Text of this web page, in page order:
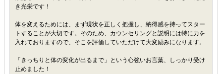
き光栄です！
体を変えるためには、まず現状を正しく把握し、納得感を持ってスター
トすることが大切です。そのため、カウンセリングと説明には特に力を
入れておりますので、そこを評価していただけて大変励みになります。
「きっちりと体の変化が出るまで」という心強いお言葉、しっかり受け
止めました！